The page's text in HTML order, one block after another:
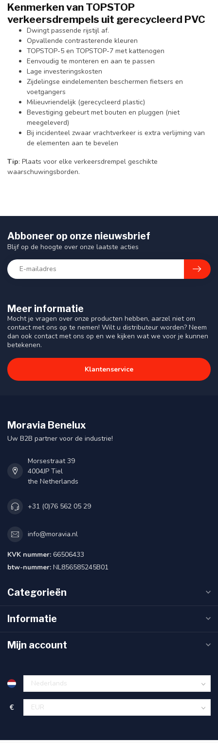
Kenmerken van TOPSTOP
verkeersdrempels uit gerecycleerd PVC
Dwingt passende rijstijl af.
Opvallende contrasterende kleuren
TOPSTOP-5 en TOPSTOP-7 met kattenogen
Eenvoudig te monteren en aan te passen
Lage investeringskosten
Zijdelingse eindelementen beschermen fietsers en
voetgangers
Milieuvriendelijk (gerecycleerd plastic)
Bevestiging gebeurt met bouten en pluggen (niet
meegeleverd)
Bij incidenteel zwaar vrachtverkeer is extra verlijming van
de elementen aan te bevelen
Tip: Plaats voor elke verkeersdrempel geschikte
waarschuwingsborden.
Meer informatie
Mocht je vragen over onze producten hebben, aarzel niet om
contact met ons op te nemen! Wilt u distributeur worden? Neem
dan ook contact met ons op en we kijken wat we voor je kunnen
betekenen.
Klantenservice
Abboneer op onze nieuwsbrief
Blijf op de hoogte over onze laatste acties
Moravia Benelux
Uw B2B partner voor de industrie!
Morsestraat 39
4004JP Tiel
the Netherlands
+31 (0)76 562 05 29
info@moravia.nl
KVK nummer: 66506433
btw-nummer: NL856585245B01
Categorieën
Informatie
Mijn account
€